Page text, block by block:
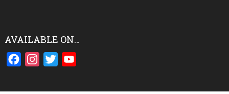
AVAILABLE ON…
FacebookInstagram
Twitter